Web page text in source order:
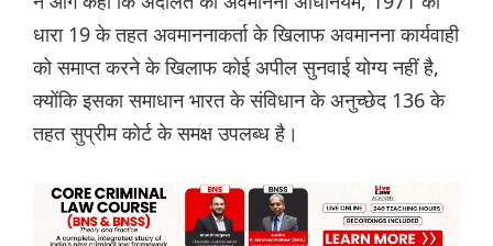
धारा 19 के तहत अवमाननाकर्ता के खिलाफ अवमानना कार्यवाही
को समाप्त करने के खिलाफ कोई अपील सुनवाई योग्य नहीं है,
क्योंकि इसका समाधान भारत के संविधान के अनुच्छेद 136 के
तहत सुप्रीम कोर्ट के समक्ष उपलब्‍ध है।